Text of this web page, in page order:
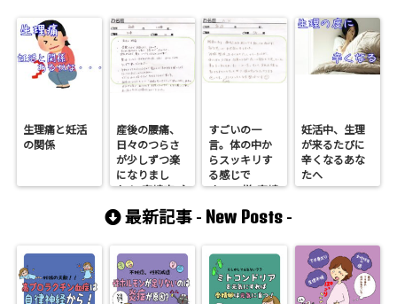
生理痛と妊活
の関係
産後の腰痛、
日々のつらさ
が少しずつ楽
になりまし
た！/高崎市/主
婦/30歳
すごいの一
言。体の中か
らスッキリす
る感じで
す/A.N様/高崎
妊活中、生理
が来るたびに
辛くなるあな
たへ
最新記事 - New Posts -